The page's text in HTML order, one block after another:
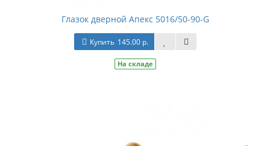
Глазок дверной Апекс 5016/50-90-G
Купить 145.00 р.
На складе